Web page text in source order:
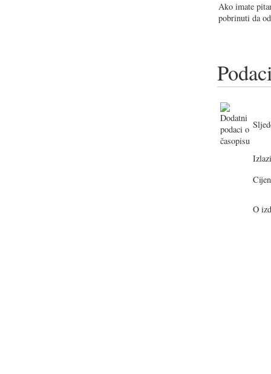
Ako imate
pobrinuti da
O